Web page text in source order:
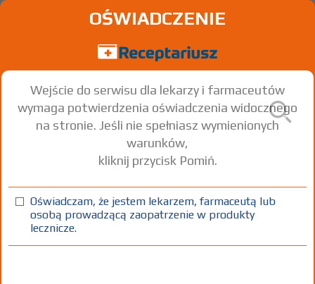
Epitrigine 50 mg; -100 mg
Lamotrigine
tabl. 100 mg 30 szt. Doustnie
100%
R(1) 75+(2) C(3) DZ(4)
OŚWIADCZENIE
Wejście do serwisu dla lekarzy i farmaceutów
wymaga potwierdzenia oświadczenia widocznego
na stronie. Jeśli nie spełniasz wymienionych
warunków,
kliknij przycisk Pomiń.
Oświadczam, że jestem lekarzem, farmaceutą lub
osobą prowadzącą zaopatrzenie w produkty
lecznicze.